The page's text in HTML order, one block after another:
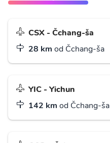
CSX - Čchang-ša
28 km od Čchang-ša
YIC - Yichun
142 km od Čchang-ša